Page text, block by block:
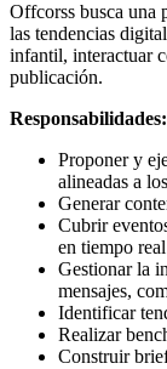
Offcorss busca una
las tendencias
infantil, interactuar
publicación.
Responsabilidades:
Proponer y
alineadas a
Generar
Cubrir
en tiempo
Gestionar la
mensajes,
Identificar
Realizar
Construir